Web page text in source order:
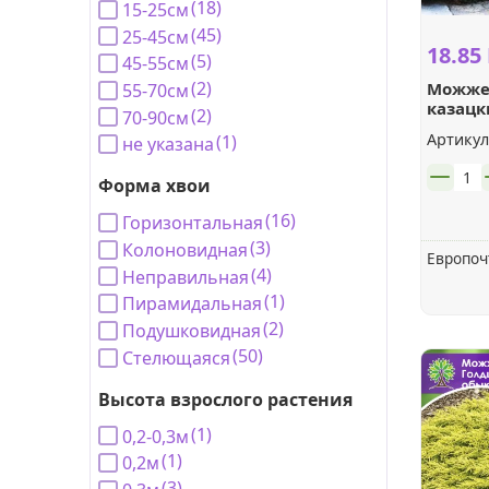
Ирисы японские
Клопогон
Колокольчики
Кореопсис
Купена
Лаванда
Прочее -
Пахисандра,
Рябинник,
Снежноягодник
Смородина
Бузульник
Вейник
Гвоздика
Гейхеры,
гейхереллы,
тиареллы
Гелениум
Гортензия
Дейция
декоративная
Клен
Лапчатка
Пузыреплодник
Можжевельник
Сосна
Тис
Туя
15-25см(18)
25-45см(45)
45-55см(5)
55-70см(2)
70-90см(2)
не указана(1)
Форма хвои
Горизонтальная(16)
Колоновидная(3)
Неправильная(4)
Пирамидальная(1)
Подушковидная(2)
Стелющаяся(50)
Высота взрослого растения
0,2-0,3м(1)
0,2м(1)
18.85
шт.